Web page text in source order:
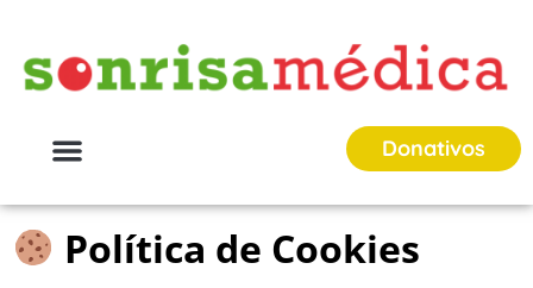
Donativos
Política de Cookies